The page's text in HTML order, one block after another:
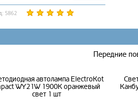
5862
Передние
автолампа ElectroKot
WY21W 1900K оранжевый
свет 1 шт